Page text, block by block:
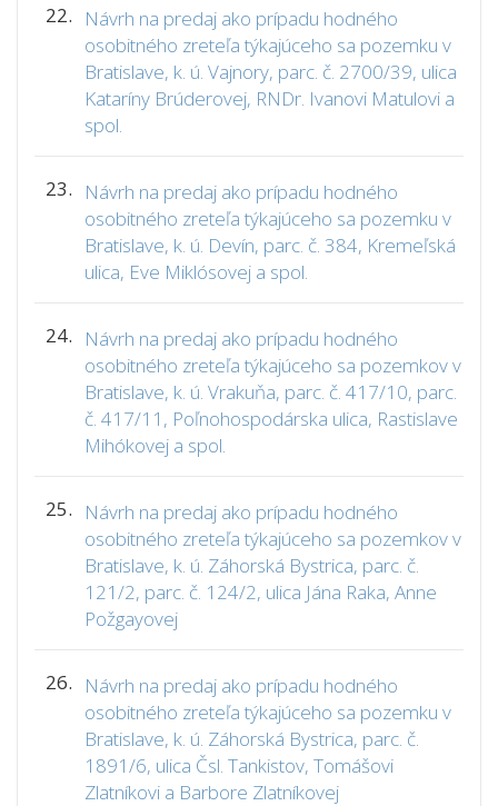
22.
Návrh na predaj ako prípadu hodného
osobitného zreteľa týkajúceho sa pozemku v
Bratislave, k. ú. Vajnory, parc. č. 2700/39, ulica
Kataríny Brúderovej, RNDr. Ivanovi Matulovi a
spol.
23.
Návrh na predaj ako prípadu hodného
osobitného zreteľa týkajúceho sa pozemku v
Bratislave, k. ú. Devín, parc. č. 384, Kremeľská
ulica, Eve Miklósovej a spol.
24.
Návrh na predaj ako prípadu hodného
osobitného zreteľa týkajúceho sa pozemkov v
Bratislave, k. ú. Vrakuňa, parc. č. 417/10, parc.
č. 417/11, Poľnohospodárska ulica, Rastislave
Mihókovej a spol.
25.
Návrh na predaj ako prípadu hodného
osobitného zreteľa týkajúceho sa pozemkov v
Bratislave, k. ú. Záhorská Bystrica, parc. č.
121/2, parc. č. 124/2, ulica Jána Raka, Anne
Požgayovej
26.
Návrh na predaj ako prípadu hodného
osobitného zreteľa týkajúceho sa pozemku v
Bratislave, k. ú. Záhorská Bystrica, parc. č.
1891/6, ulica Čsl. Tankistov, Tomášovi
Zlatníkovi a Barbore Zlatníkovej